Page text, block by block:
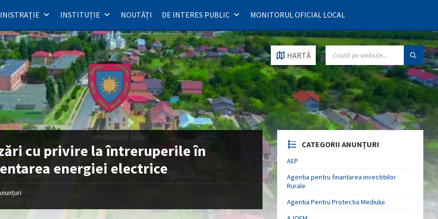
INSTITUȚIE NOUTĂȚI DE INTERES PUBLIC MONITORUL OFICIAL LOCAL
HARTĂ
SEARCH:
cu privire la întreruperile în
energiei electrice
CATEGORII ANUNȚURI
AEP
Agentia pentru finantarea investitiilor
Rurale
Agentia Pentru Protectia Mediului